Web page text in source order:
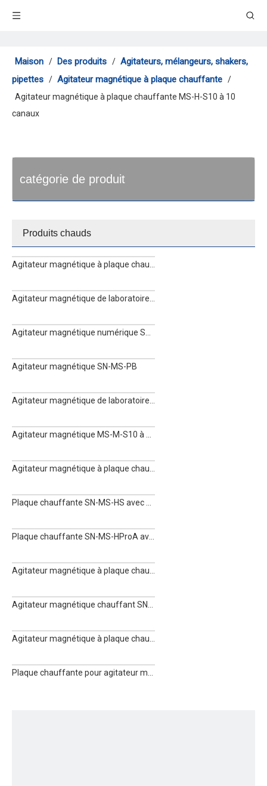
Maison / Des produits / Agitateurs, mélangeurs, shakers,
pipettes / Agitateur magnétique à plaque chauffante /
Agitateur magnétique à plaque chauffante MS-H-S10 à 10
canaux
catégorie de produit
Produits chauds
Agitateur magnétique SN-MS-PB